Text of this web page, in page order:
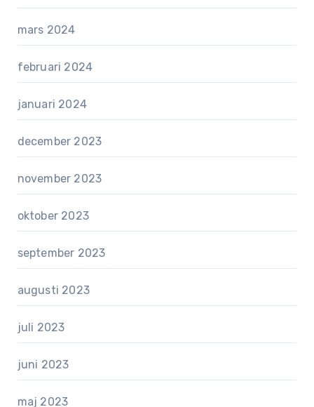
mars 2024
februari 2024
januari 2024
december 2023
november 2023
oktober 2023
september 2023
augusti 2023
juli 2023
juni 2023
maj 2023